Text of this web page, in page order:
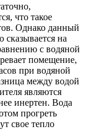
что такое
Однако данный
сказывается на
с водяной
помещение,
при водяной
между водой
являются
инертен. Вода
прогреть
свое тепло